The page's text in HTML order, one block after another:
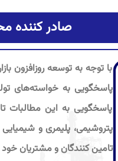
صادر کننده
با توجه به توسعه روزافزون
پاسخگویی به این
پتروشیمی، پلیمری و شیمیایی
تامین کنندگان و مشتریان خود